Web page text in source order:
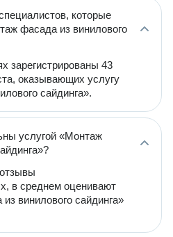
которые
фасада из винилового
зарегистрированы 43
оказывающих услугу
сайдинга».
услугой «Монтаж
в среднем оценивают
винилового сайдинга»